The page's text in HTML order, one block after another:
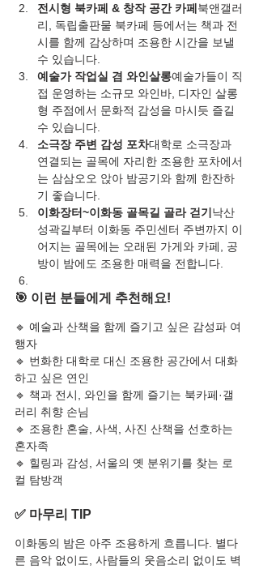
전시형 북카페 & 창작 공간 카페 북앤갤러
리, 독립출판물 북카페 등에서는 책과 전
시를 함께 감상하며 조용한 시간을 보낼
수 있습니다.
예술가 작업실 겸 와인살롱예술가들이 직
접 운영하는 소규모 와인바, 디자인 살롱
형 주점에서 문화적 감성을 마시듯 즐길
수 있습니다.
소극장 주변 감성 포차대학로 소극장과
연결되는 골목에 자리한 조용한 포차에서
는 삼삼오오 앉아 밤공기와 함께 한잔하
기 좋습니다.
이화장터~이화동 골목길 골라 걷기 낙산
성곽길부터 이화동 주민센터 주변까지 이
어지는 골목에는 오래된 가게와 카페, 공
방이 밤에도 조용한 매력을 전합니다.
🎯 이런 분들에게 추천해요!
🔹 예술과 산책을 함께 즐기고 싶은 감성파 여
행자
🔹 번화한 대학로 대신 조용한 공간에서 대화
하고 싶은 연인
🔹 책과 전시, 와인을 함께 즐기는 북카페·갤
러리 취향 손님
🔹 조용한 혼술, 사색, 사진 산책을 선호하는
혼자족
🔹 힐링과 감성, 서울의 옛 분위기를 찾는 로
컬 탐방객
✅ 마무리 TIP
이화동의 밤은 아주 조용하게 흐릅니다. 별다
른 음악 없이도, 사람들의 웃음소리 없이도 벽